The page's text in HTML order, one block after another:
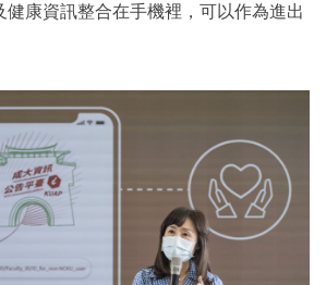
健康資訊整合在手機裡，可以作為進出